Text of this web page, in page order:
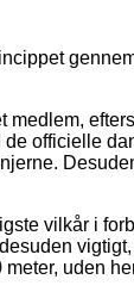
medlem,
officielle
vilkår i
uden